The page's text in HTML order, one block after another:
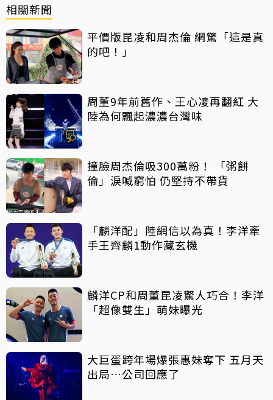
相關新聞
平價版昆凌和周杰倫 網驚「這是真
的吧！」
周董9年前舊作、王心凌再翻紅 大
陸為何飄起濃濃台灣味
撞臉周杰倫吸300萬粉！ 「粥餅
倫」淚喊窮怕 仍堅持不帶貨
「麟洋配」陸網信以為真！李洋牽
手王齊麟1動作藏玄機
麟洋CP和周董昆凌驚人巧合！李洋
「超像雙生」萌妹曝光
大巨蛋跨年場爆張惠妹奪下 五月天
出局…公司回應了